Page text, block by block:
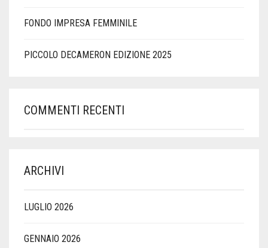
FONDO IMPRESA FEMMINILE
PICCOLO DECAMERON EDIZIONE 2025
COMMENTI RECENTI
ARCHIVI
LUGLIO 2026
GENNAIO 2026